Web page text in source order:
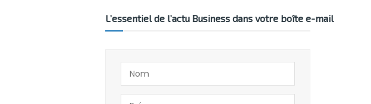
L’essentiel de l’actu Business dans votre boîte e-mail